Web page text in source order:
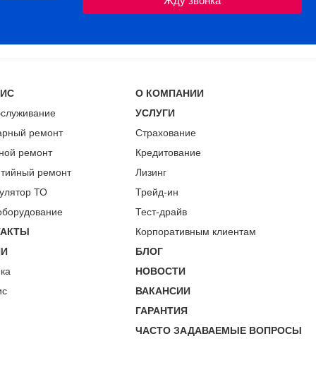
ремонт
ремонт
ремонт
ТО
О КОМПАНИИ
УСЛУГИ
Страхование
Кредитование
Лизинг
Трейд-ин
Тест-драйв
Корпоративным клиентам
БЛОГ
НОВОСТИ
ВАКАНСИИ
ГАРАНТИЯ
ЧАСТО ЗАДАВАЕМЫЕ ВОПРОСЫ